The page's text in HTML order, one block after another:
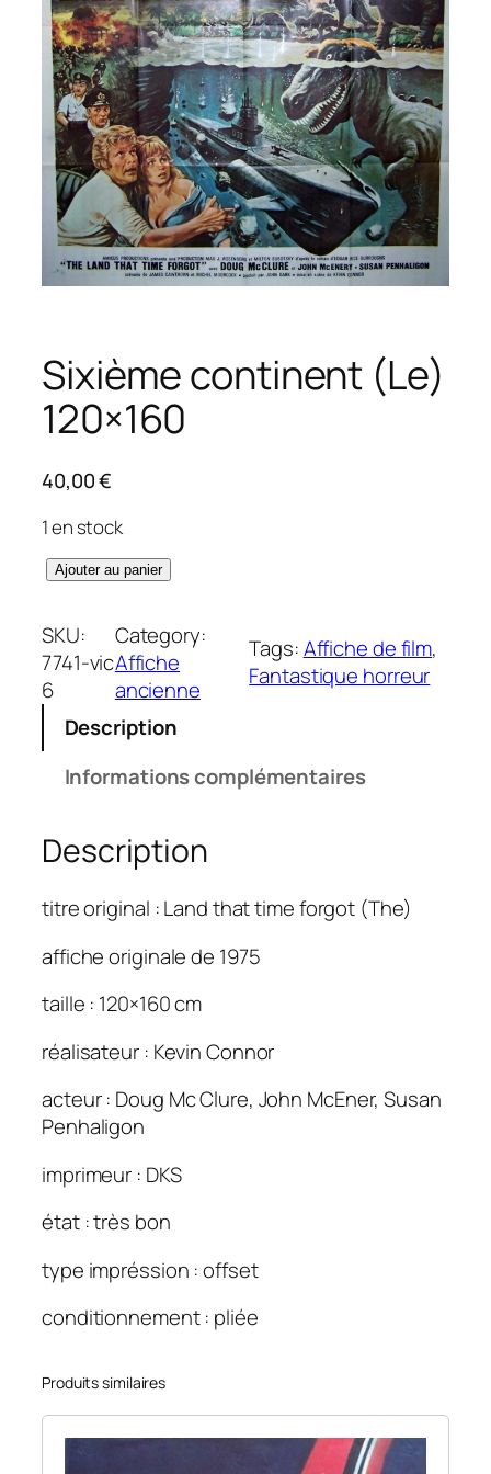
Sixième continent (Le)
120×160
40,00€
1 en stock
q
a
n
t
i
S
i
x
è
e
o
n
t
n
n
(
L
1
2
Ajouter au panier
SKU:
7741-vic
6
Category:
Affiche
ancienne
Tags:Affiche de film
Fantastique horreur
Description
Informations complémentaires
Description
titre original : Land that time forgot (The)
affiche originale de 1975
taille : 120×160 cm
réalisateur : Kevin Connor
acteur : Doug Mc Clure, John McEner, Susan
Penhaligon
imprimeur : DKS
état : très bon
type impréssion : offset
conditionnement : pliée
Produits similaires